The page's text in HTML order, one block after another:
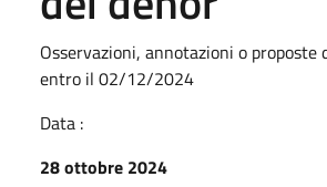
Osservazioni, annotazioni o proposte
entro il 02/12/2024
Data :
28 ottobre 2024